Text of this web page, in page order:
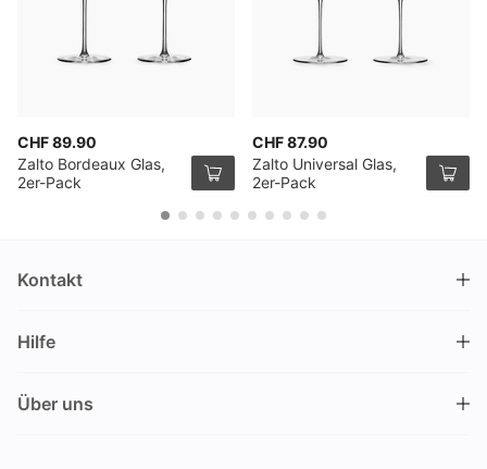
CHF 89.90
Zalto Bordeaux Glas,
2er-Pack
CHF 87.90
Zalto Universal Glas,
2er-Pack
Kontakt
Nüschelerstrasse 35
Schweiz
Hilfe
Über uns